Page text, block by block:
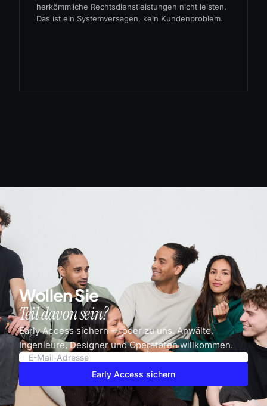
herkömmliche Rechtsdienstleistungen nicht leisten.
Das ist ein Systemversagen, kein Kundenproblem.
Wollen Sie
Teil davon sein?
Early Access sichern — oder zu uns. Anwälte,
Ingenieure, Designer und Operatoren willkommen.
Early Access sichern